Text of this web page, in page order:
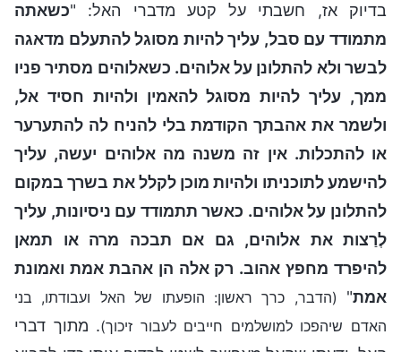
בדיוק אז, חשבתי על קטע מדברי האל: "כשאתה
מתמודד עם סבל, עליך להיות מסוגל להתעלם מדאגה
לבשר ולא להתלונן על אלוהים. כשאלוהים מסתיר פניו
ממך, עליך להיות מסוגל להאמין ולהיות חסיד אל,
ולשמר את אהבתך הקודמת בלי להניח לה להתערער
או להתכלות. אין זה משנה מה אלוהים יעשה, עליך
להישמע לתוכניתו ולהיות מוכן לקלל את בשרך במקום
להתלונן על אלוהים. כאשר תתמודד עם ניסיונות, עליך
לְרַצות את אלוהים, גם אם תבכה מרה או תמאן
להיפרד מחפץ אהוב. רק אלה הן אהבת אמת ואמונת
אמת"
(הדבר, כרך ראשון: הופעתו של האל ועבודתו, בני
האדם שיהפכו למושלמים חייבים לעבור זיכוך). מתוך דברי